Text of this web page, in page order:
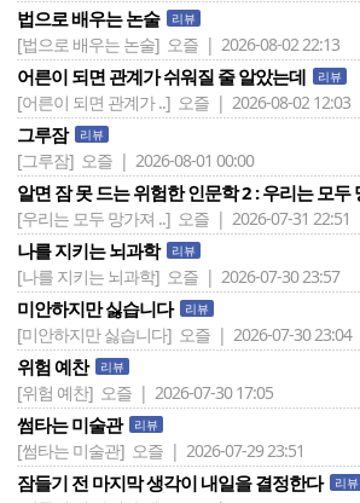
법으로 배우는 논술 리뷰
[법으로 배우는 논술] 오즐 | 2026-08-02 22:13
어른이 되면 관계가 쉬워질 줄 알았는데 리뷰
[어른이 되면 관계가 ..] 오즐 | 2026-08-02 12:03
그루잠 리뷰
[그루잠] 오즐 | 2026-08-01 00:00
알면 잠 못 드는 위험한 인문학 2 : 우리는 모두
[우리는 모두 망가져 ..] 오즐 | 2026-07-31 22:51
나를 지키는 뇌과학 리뷰
[나를 지키는 뇌과학] 오즐 | 2026-07-30 23:57
미안하지만 싫습니다 리뷰
[미안하지만 싫습니다] 오즐 | 2026-07-30 23:04
위험 예찬 리뷰
[위험 예찬] 오즐 | 2026-07-30 17:05
썸타는 미술관 리뷰
[썸타는 미술관] 오즐 | 2026-07-29 23:51
잠들기 전 마지막 생각이 내일을 결정한다 리뷰